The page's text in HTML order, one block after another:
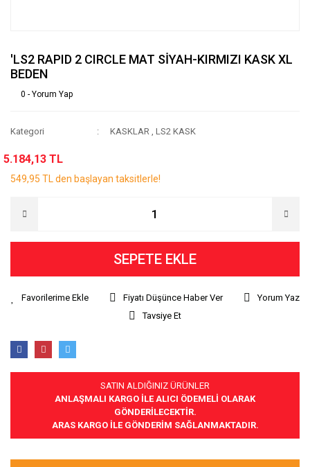
'LS2 RAPID 2 CIRCLE MAT SİYAH-KIRMIZI KASK XL
BEDEN
0 - Yorum Yap
Kategori KASKLAR ,LS2 KASK
5.184,13 TL
549,95 TL den başlayan taksitlerle!
SEPETE EKLE
Fiyatı Düşünce Haber Ver
Yorum Yaz
Tavsiye Et
SATIN ALDIĞINIZ ÜRÜNLER
ANLAŞMALI KARGO İLE ALICI ÖDEMELİ OLARAK
GÖNDERİLECEKTİR.
ARAS KARGO İLE GÖNDERİM SAĞLANMAKTADIR.